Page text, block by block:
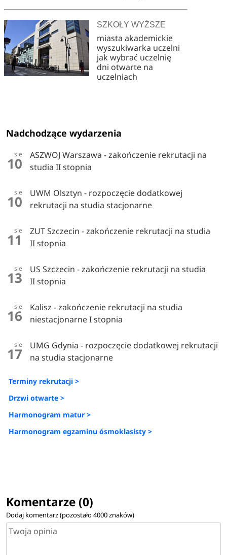
SZKOŁY WYŻSZE
miasta akademickie
wyszukiwarka uczelni
jak wybrać uczelnię
dni otwarte na
uczelniach
Nadchodzące wydarzenia
sie
10
ASZWOJ Warszawa - zakończenie rekrutacji na
studia II stopnia
sie
10
UWM Olsztyn - rozpoczęcie dodatkowej
rekrutacji na studia stacjonarne
sie
11
ZUT Szczecin - zakończenie rekrutacji na studia
II stopnia
sie
13
US Szczecin - zakończenie rekrutacji na studia
II stopnia
sie
16
Kalisz - zakończenie rekrutacji na studia
niestacjonarne I stopnia
sie
17
UMG Gdynia - rozpoczęcie dodatkowej rekrutacji
na studia stacjonarne
Terminy rekrutacji >
Drzwi otwarte >
Harmonogram matur >
Harmonogram egzaminu ósmoklasisty >
Komentarze (0)
Dodaj komentarz (pozostało4000znaków)